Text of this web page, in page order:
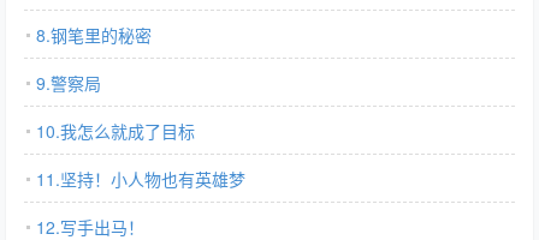
8.钢笔里的秘密
9.警察局
10.我怎么就成了目标
11.坚持！小人物也有英雄梦
12.写手出马！